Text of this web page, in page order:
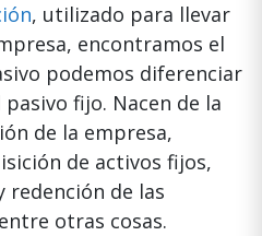
, utilizado para llevar
encontramos el
podemos diferenciar
pasivo fijo. Nacen de la
de la empresa,
de activos fijos,
redención de las
otras cosas.